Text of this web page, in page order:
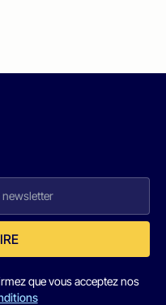
que vous acceptez nos